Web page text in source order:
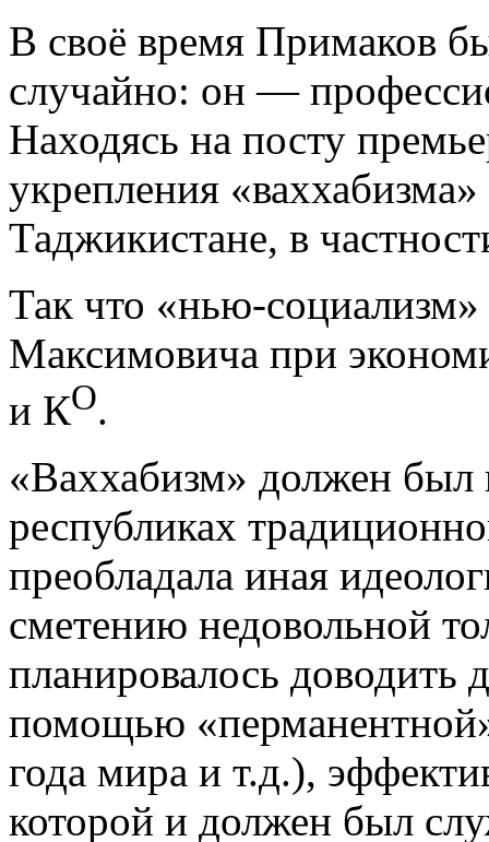
В своё время Примаков
случайно: он —
Находясь на посту
укрепления
Таджикистане, в
Так что «нью-
Максимовича при
и КО.
«Ваххабизм» должен был
республиках
преобладала иная
сметению недовольной
планировалось
помощью
года мира и т.д.),
которой и должен был